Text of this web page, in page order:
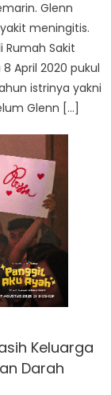
Glenn
meningitis.
Sakit
April 2020 pukul
istrinya yakni
Glenn […]
Keluarga
Darah